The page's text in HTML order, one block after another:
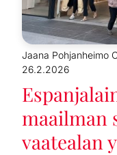
Jaana Pohjanheimo
26.2.2026
maailman
vaatealan